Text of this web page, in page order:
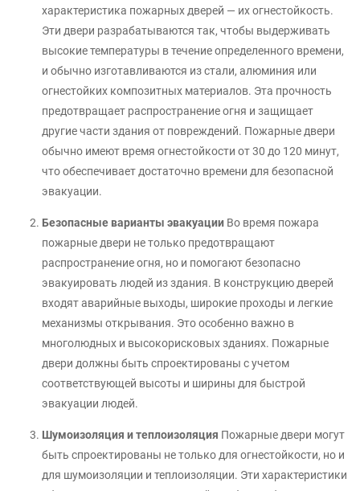
характеристика пожарных дверей — их огнестойкость.
Эти двери разрабатываются так, чтобы выдерживать
высокие температуры в течение определенного времени,
и обычно изготавливаются из стали, алюминия или
огнестойких композитных материалов. Эта прочность
предотвращает распространение огня и защищает
другие части здания от повреждений. Пожарные двери
обычно имеют время огнестойкости от 30 до 120 минут,
что обеспечивает достаточно времени для безопасной
эвакуации.
Безопасные варианты эвакуации Во время пожара
пожарные двери не только предотвращают
распространение огня, но и помогают безопасно
эвакуировать людей из здания. В конструкцию дверей
входят аварийные выходы, широкие проходы и легкие
механизмы открывания. Это особенно важно в
многолюдных и высокорисковых зданиях. Пожарные
двери должны быть спроектированы с учетом
соответствующей высоты и ширины для быстрой
эвакуации людей.
Шумоизоляция и теплоизоляция Пожарные двери могут
быть спроектированы не только для огнестойкости, но и
для шумоизоляции и теплоизоляции. Эти характеристики